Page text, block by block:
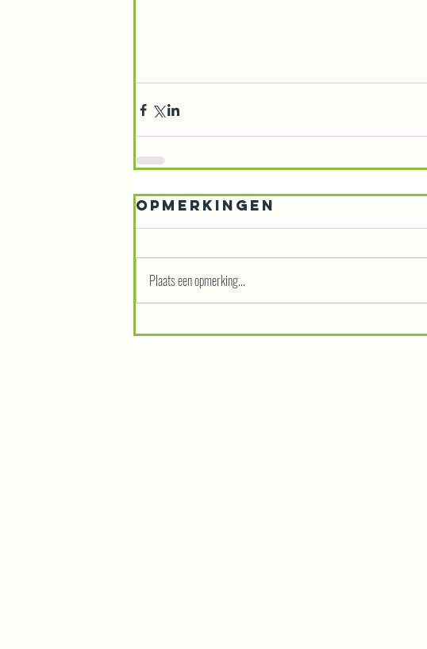
Opmerkingen
Plaats een opmerking...